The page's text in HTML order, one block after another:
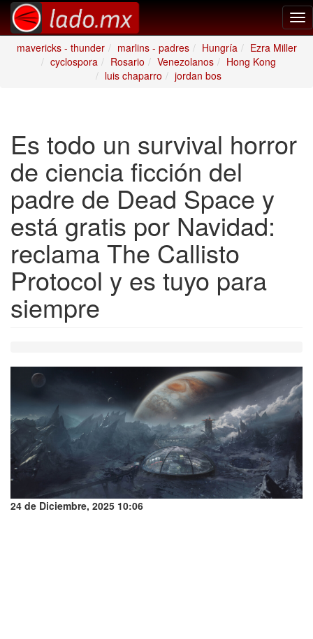
mavericks - thunder
marlins - padres Hungría
Ezra Miller
cyclospora
Rosario Venezolanos
Hong Kong
luis chaparro
jordan bos
Es todo un survival horror
de ciencia ficción del
padre de Dead Space y
está gratis por Navidad:
reclama The Callisto
Protocol y es tuyo para
siempre
24 de Diciembre, 2025 10:06